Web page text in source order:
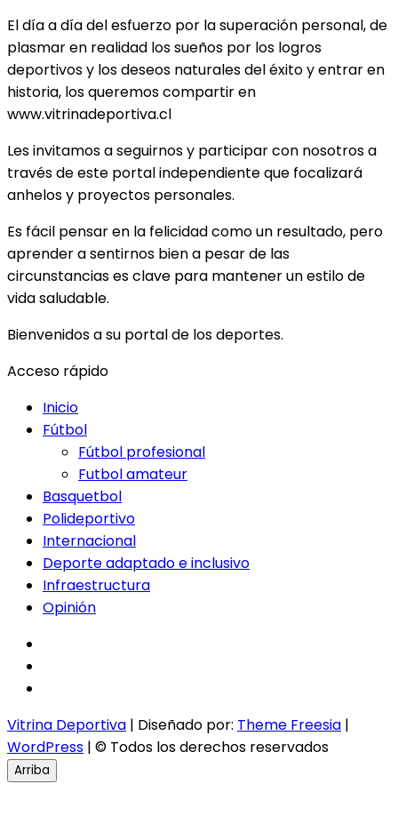
El día a día del esfuerzo por la superación personal, de
plasmar en realidad los sueños por los logros
deportivos y los deseos naturales del éxito y entrar en
historia, los queremos compartir en
www.vitrinadeportiva.cl
Les invitamos a seguirnos y participar con nosotros a
través de este portal independiente que focalizará
anhelos y proyectos personales.
Es fácil pensar en la felicidad como un resultado, pero
aprender a sentirnos bien a pesar de las
circunstancias es clave para mantener un estilo de
vida saludable.
Bienvenidos a su portal de los deportes.
Acceso rápido
Inicio
Fútbol
Fútbol profesional
Futbol amateur
Basquetbol
Polideportivo
Internacional
Deporte adaptado e inclusivo
Infraestructura
Opinión
Vitrina Deportiva | Diseñado por: Theme Freesia |
WordPress | © Todos los derechos reservados
Arriba